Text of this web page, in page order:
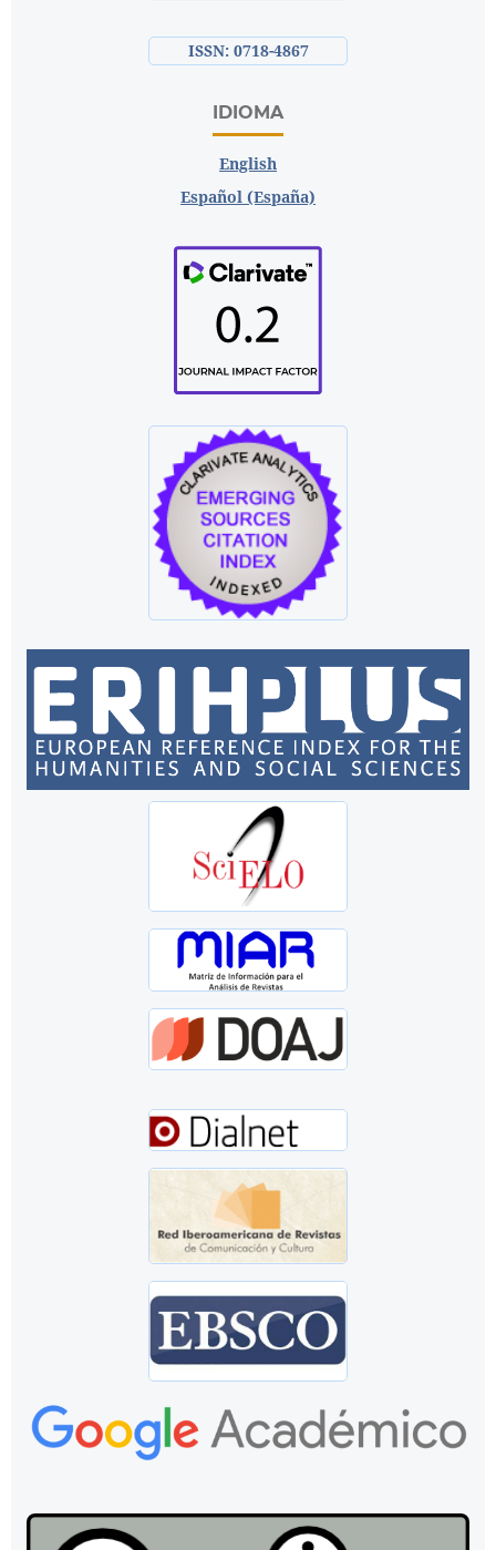
ISSN: 0718-4867
IDIOMA
English
Español (España)